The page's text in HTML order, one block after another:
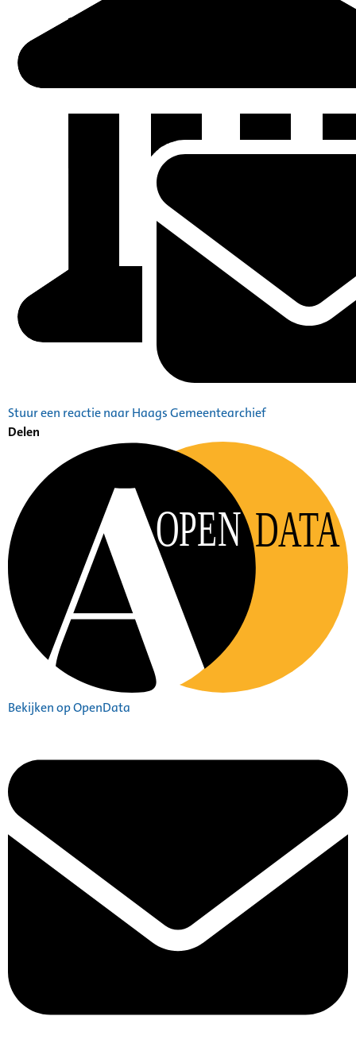
Stuur een reactie naar Haags Gemeentearchief
Delen
OPEN DATA
Bekijken op OpenData